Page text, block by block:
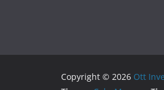
Copyright © 2026 Ott